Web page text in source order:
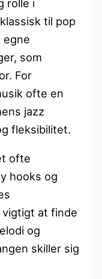
rolle i
til pop
egne
som
For
ofte en
jazz
fleksibilitet.
ofte
hooks og
at finde
og
skiller sig